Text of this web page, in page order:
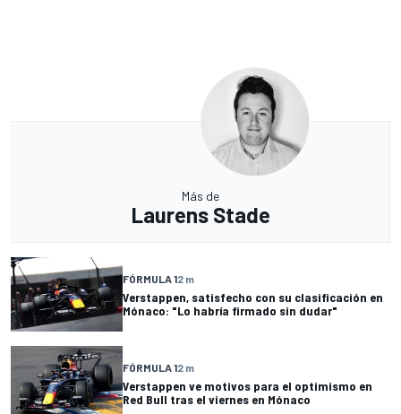
Más de
Laurens Stade
FÓRMULA 12 m
Verstappen, satisfecho con su clasificación en
Mónaco: "Lo habría firmado sin dudar"
FÓRMULA 12 m
Verstappen ve motivos para el optimismo en
Red Bull tras el viernes en Mónaco